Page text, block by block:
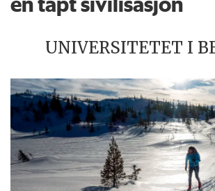
UNIVERSITETET I